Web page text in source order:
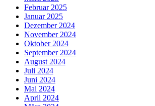
Februar 2025
Januar 2025
Dezember 2024
November 2024
Oktober 2024
September 2024
August 2024
Juli 2024
Juni 2024
Mai 2024
April 2024